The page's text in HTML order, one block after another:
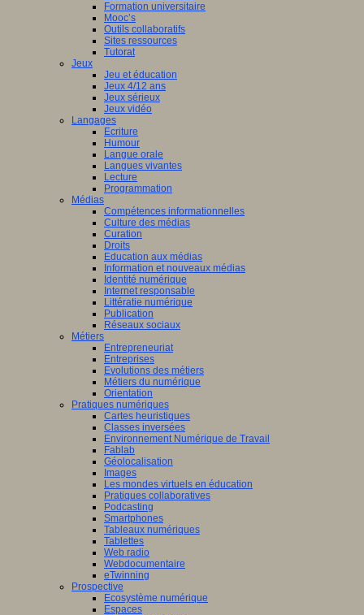
Formation universitaire
Mooc’s
Outils collaboratifs
Sites ressources
Tutorat
Jeux
Jeu et éducation
Jeux 4/12 ans
Jeux sérieux
Jeux vidéo
Langages
Ecriture
Humour
Langue orale
Langues vivantes
Lecture
Programmation
Médias
Compétences informationnelles
Culture des médias
Curation
Droits
Education aux médias
Information et nouveaux médias
Identité numérique
Internet responsable
Littératie numérique
Publication
Réseaux sociaux
Métiers
Entrepreneuriat
Entreprises
Evolutions des métiers
Métiers du numérique
Orientation
Pratiques numériques
Cartes heuristiques
Classes inversées
Environnement Numérique de Travail
Fablab
Géolocalisation
Images
Les mondes virtuels en éducation
Pratiques collaboratives
Podcasting
Smartphones
Tableaux numériques
Tablettes
Web radio
Webdocumentaire
eTwinning
Prospective
Ecosystème numérique
Espaces